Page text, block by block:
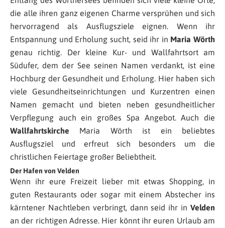
die alle ihren ganz eigenen Charme versprühen und sich
hervorragend als Ausflugsziele eignen. Wenn ihr
Entspannung und Erholung sucht, seid ihr in Maria Wörth
genau richtig. Der kleine Kur- und Wallfahrtsort am
Südufer, dem der See seinen Namen verdankt, ist eine
Hochburg der Gesundheit und Erholung. Hier haben sich
viele Gesundheitseinrichtungen und Kurzentren einen
Namen gemacht und bieten neben gesundheitlicher
Verpflegung auch ein großes Spa Angebot. Auch die
Wallfahrtskirche Maria Wörth ist ein beliebtes
Ausflugsziel und erfreut sich besonders um die
christlichen Feiertage großer Beliebtheit.
Der Hafen von Velden
Wenn ihr eure Freizeit lieber mit etwas Shopping, in
guten Restaurants oder sogar mit einem Abstecher ins
kärntener Nachtleben verbringt, dann seid ihr in Velden
an der richtigen Adresse. Hier könnt ihr euren Urlaub am